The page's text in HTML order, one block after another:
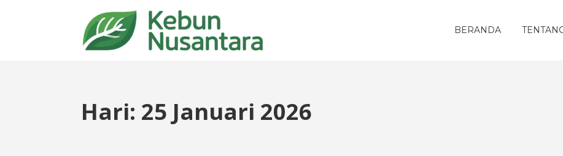
BERANDA
Hari: 25 Januari 2026